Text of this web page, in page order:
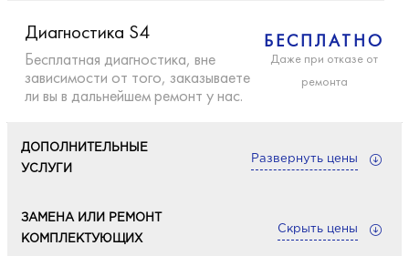
Диагностика S4
Бесплатная диагностика, вне
зависимости от того, заказываете
ли вы в дальнейшем ремонт у нас.
БЕСПЛАТНО
Даже при отказе от
ремонта
ДОПОЛНИТЕЛЬНЫЕ
УСЛУГИ
Развернуть цены
Ремонт после попадания влаги
Бесплатная диагностика, вне зависимости от
900
ЗАМЕНА ИЛИ РЕМОНТ
КОМПЛЕКТУЮЩИХ
Скрыть цены